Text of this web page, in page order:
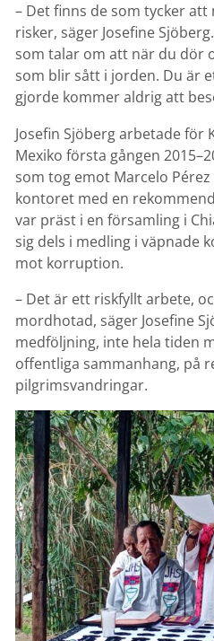
– Det finns de som tycker
risker, säger Josefine
som talar om att när du dör
som blir sått i jorden. Du är
gjorde kommer aldrig att
Josefin Sjöberg arbetade för
Mexiko första gången
som tog emot Marcelo
kontoret med en
var präst i en församling i
sig dels i medling i väpnade
mot korruption.
– Det är ett riskfyllt arbete,
mordhotad, säger Josefine
medföljning, inte hela tiden
offentliga sammanhang, på
pilgrimsvandringar.